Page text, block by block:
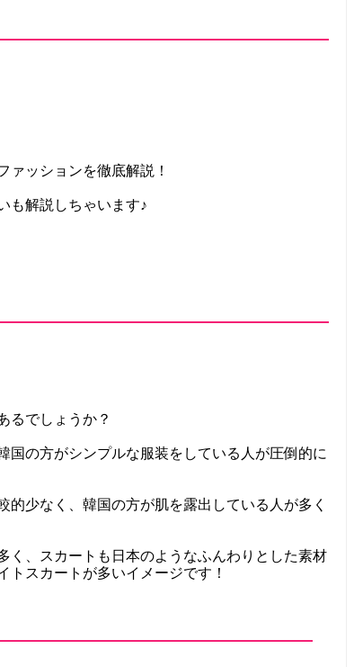
ァッションを徹底解説！
も解説しちゃいます♪
るでしょうか？
国の方がシンプルな服装をしている人が圧倒的に
少なく、韓国の方が肌を露出している人が多く
く、スカートも日本のようなふんわりとした素材
スカートが多いイメージです！